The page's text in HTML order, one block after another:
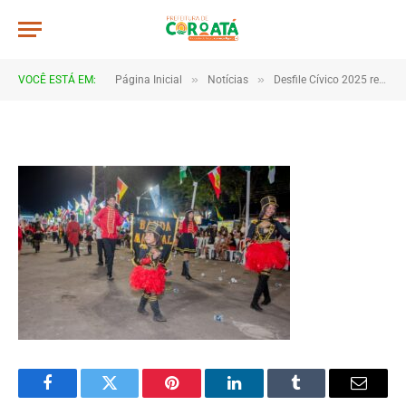
VOCÊ ESTÁ EM: Página Inicial » Notícias » Desfile Cívico 2025 reúne escolas e comunidades em Coroatá
106
FacebookTwitter Pinterest LinkedInTumblr Email